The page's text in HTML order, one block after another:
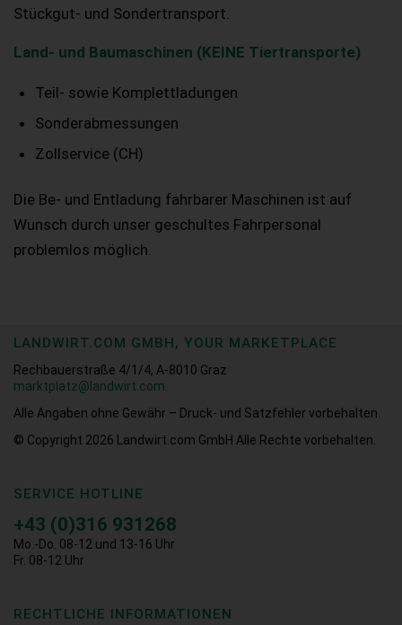
Stückgut- und Sondertransport.
Land- und Baumaschinen (KEINE Tiertransporte)
Teil- sowie Komplettladungen
Sonderabmessungen
Zollservice (CH)
Die Be- und Entladung fahrbarer Maschinen ist auf
Wunsch durch unser geschultes Fahrpersonal
problemlos möglich.
LANDWIRT.COM GMBH, YOUR MARKETPLACE
Rechbauerstraße 4/1/4, A-8010 Graz
marktplatz@landwirt.com
Alle Angaben ohne Gewähr – Druck- und Satzfehler vorbehalten.
© Copyright 2026
Landwirt.com GmbH Alle Rechte vorbehalten.
SERVICE HOTLINE
+43 (0)316 931268
Mo.-Do. 08-12 und 13-16 Uhr
Fr. 08-12 Uhr
RECHTLICHE INFORMATIONEN